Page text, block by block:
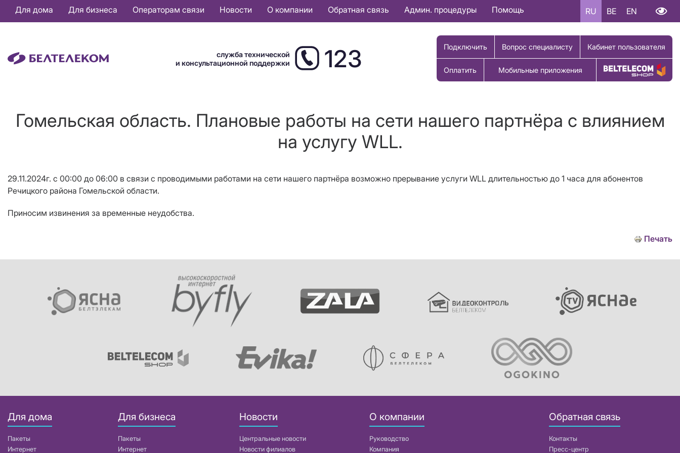
Основная
навигация
Для дома Для бизнеса Операторам связи Новости О компании Обратная связь Админ. процедуры Помощь RU BE EN
служба технической
и консультационной поддержки
123 Подключить Вопрос специалисту Кабинет пользователя
Оплатить Мобильные приложения Купить товар
Гомельская область. Плановые работы на сети нашего партнёра с влиянием
на услугу WLL.
29.11.2024г. с 00:00 до 06:00 в связи с проводимыми работами на сети нашего партнёра возможно прерывание услуги WLL длительностью до 1 часа для абонентов
Речицкого района Гомельской области.
Приносим извинения за временные неудобства.
Печать
Для дома
Пакеты
Интернет
Для бизнеса
Пакеты
Интернет
Новости
Центральные новости
Новости филиалов
О компании
Руководство
Компания
Обратная связь
Контакты
Пресс-центр